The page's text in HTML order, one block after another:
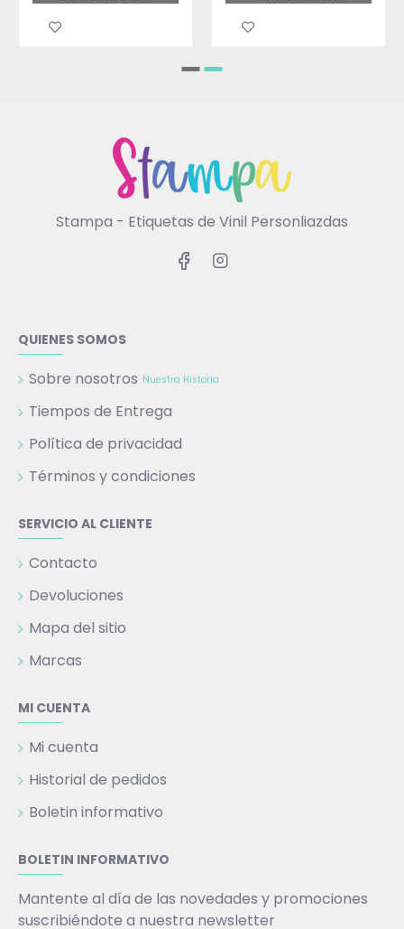
Stampa - Etiquetas de Vinil Personliazdas
QUIENES SOMOS
Sobre nosotros Nuestra Historia
Tiempos de Entrega
Política de privacidad
Términos y condiciones
SERVICIO AL CLIENTE
Contacto
Devoluciones
Mapa del sitio
Marcas
MI CUENTA
Mi cuenta
Historial de pedidos
Boletin informativo
BOLETIN INFORMATIVO
Mantente al día de las novedades y promociones
suscribiéndote a nuestra newsletter